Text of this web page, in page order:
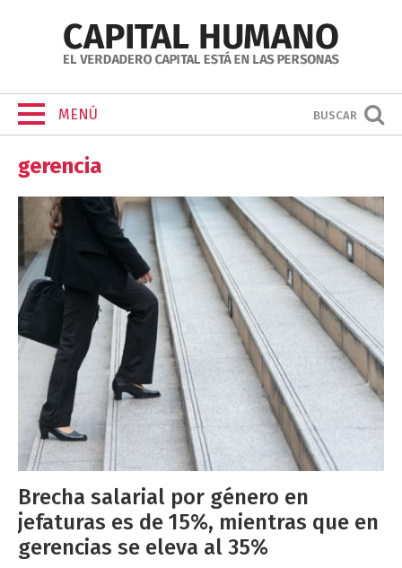
MENÚ BUSCAR
gerencia
Brecha salarial por género en
jefaturas es de 15%, mientras que en
gerencias se eleva al 35%